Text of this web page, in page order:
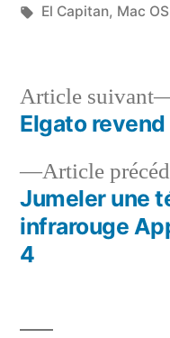
dans
Étiquettes :
El Capitan, Mac
Navigation
de
l’article
Article
Jumeler une
infrarouge
4
Article suivant
Elgato